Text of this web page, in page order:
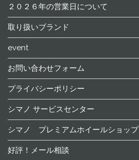
２０２６年の営業日について
取り扱いブランド
event
お問い合わせフォーム
プライバシーポリシー
シマノ サービスセンター
シマノ プレミアムホイールショップ
好評！メール相談